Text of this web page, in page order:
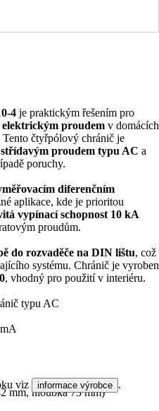
4 je praktickým řešením pro
proudem v domácích
čtyřpólový chránič je
proudem typu AC a
poruchy.
diferenčním
aplikace, kde je prioritou
vypínací schopnost 10 kA
proudům.
do rozvaděče na DIN lištu, což
systému. Chránič je vyroben
, vhodný pro použití v interiéru.
typu AC
mm, hloubka 73 mm)
viz informace výrobce .